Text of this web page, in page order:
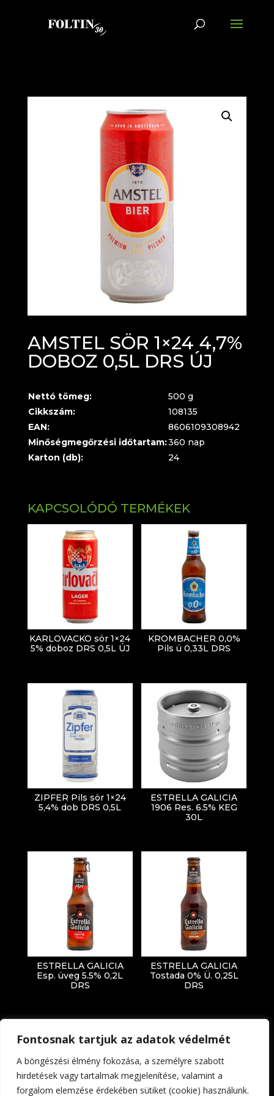
Fontosnak tartjuk az adatok védelmét
A böngészési élmény fokozása, a személyre szabott
hirdetések vagy tartalmak megjelenítése, valamint a
forgalom elemzése érdekében sütiket (cookie) használunk.
AMSTEL SÖR 1×24 4,7%
DOBOZ 0,5L DRS ÚJ
Nettó tömeg:
500 g
Cikkszám:
108135
EAN:
8606109308942
Minőségmegőrzési időtartam:360 nap
Karton (db):
24
KAPCSOLÓDÓ TERMÉKEK
KARLOVACKO sör 1×24
5% doboz DRS 0,5L ÚJ
KROMBACHER 0,0%
Pils ü 0,33L DRS
ZIPFER Pils sör 1×24
5,4% dob DRS 0,5L
ESTRELLA GALICIA
1906 Res. 6.5% KEG
30L
ESTRELLA GALICIA
Esp. üveg 5.5% 0,2L
DRS
ESTRELLA GALICIA
Tostada 0% Ü. 0,25L
DRS
Impresszum Adatkezelési tájékoztató